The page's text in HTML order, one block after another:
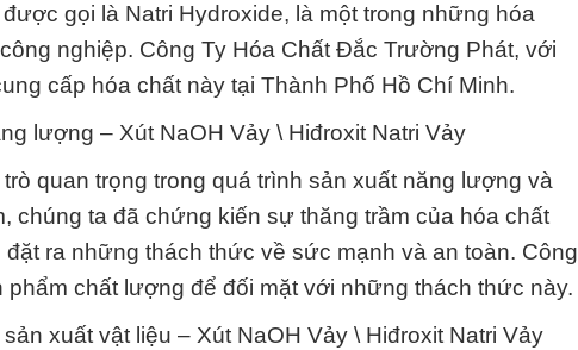
gọi là Natri Hydroxide, là một trong những hóa
nghiệp. Công Ty Hóa Chất Đắc Trường Phát, với
cấp hóa chất này tại Thành Phố Hồ Chí Minh.
lượng – Xút NaOH Vảy \ Hiđroxit Natri Vảy
quan trọng trong quá trình sản xuất năng lượng và
chúng ta đã chứng kiến sự thăng trầm của hóa chất
ra những thách thức về sức mạnh và an toàn. Công
chất lượng để đối mặt với những thách thức này.
xuất vật liệu – Xút NaOH Vảy \ Hiđroxit Natri Vảy